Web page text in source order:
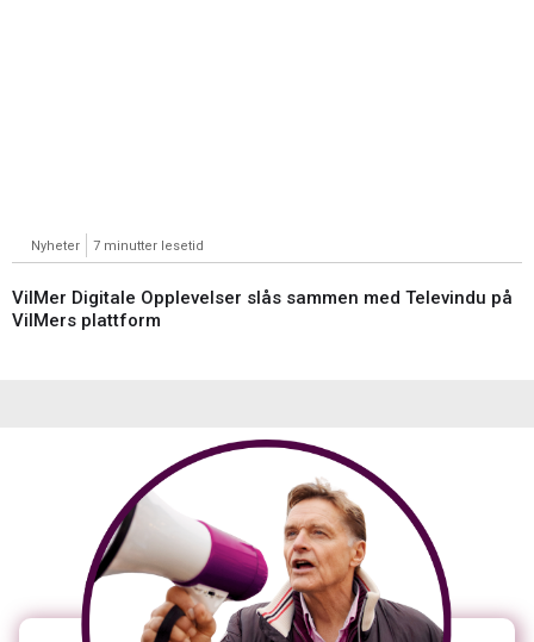
Nyheter 7 minutter lesetid
VilMer Digitale Opplevelser slås sammen med Televindu på
VilMers plattform